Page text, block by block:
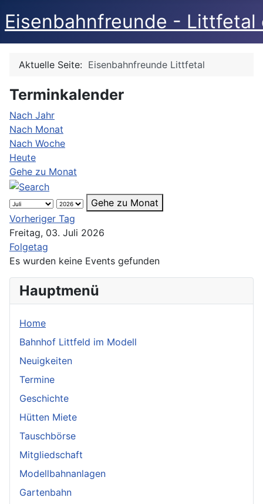
Eisenbahnfreunde - Littfetal
Aktuelle Seite: Eisenbahnfreunde Littfetal
Terminkalender
Nach Jahr
Nach Monat
Nach Woche
Heute
Gehe zu Monat
Gehe zu Monat
Vorheriger Tag
Freitag, 03. Juli 2026
Folgetag
Es wurden keine Events gefunden
Hauptmenü
Home
Bahnhof Littfeld im Modell
Neuigkeiten
Termine
Geschichte
Hütten Miete
Tauschbörse
Mitgliedschaft
Modellbahnanlagen
Gartenbahn